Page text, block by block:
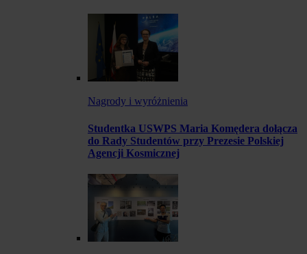
Nagrody i wyróżnienia
Studentka USWPS Maria Komędera dołącza
do Rady Studentów przy Prezesie Polskiej
Agencji Kosmicznej